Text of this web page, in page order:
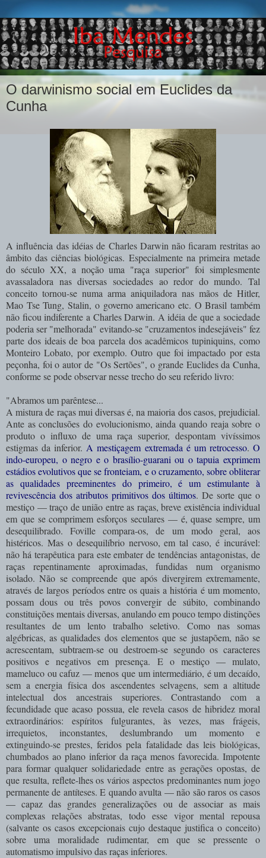
O darwinismo social em Euclides da
Cunha
A influência das idéias de Charles Darwin não ficaram restritas ao
âmbito das ciências biológicas. Especialmente na primeira metade
do século XX, a noção uma "raça superior" foi simplesmente
avassaladora nas diversas sociedades ao redor do mundo. Tal
conceito tornou-se numa arma aniquiladora nas mãos de Hitler,
Mao Tse Tung, Stalin, o governo americano etc. O Brasil também
não ficou indiferente a Charles Darwin. A idéia de que a sociedade
poderia ser "melhorada" evitando-se "cruzamentos indesejáveis" fez
parte dos ideais de boa parcela dos acadêmicos tupiniquins, como
Monteiro Lobato, por exemplo. Outro que foi impactado por esta
peçonha, foi o autor de "Os Sertões", o grande Euclides da Cunha,
conforme se pode observar nesse trecho do seu referido livro:
"Abramos um parêntese...
A mistura de raças mui diversas é, na maioria dos casos, prejudicial.
Ante as conclusões do evolucionismo, ainda quando reaja sobre o
produto o influxo de uma raça superior, despontam vivíssimos
estigmas da inferior. A mestiçagem extremada é um retrocesso. O
indo-europeu, o negro e o brasílio-guarani ou o tapuia exprimem
estádios evolutivos que se fronteiam, e o cruzamento, sobre obliterar
as qualidades preeminentes do primeiro, é um estimulante à
revivescência dos atributos primitivos dos últimos. De sorte que o
mestiço — traço de união entre as raças, breve existência individual
em que se comprimem esforços seculares — é, quase sempre, um
desequilibrado. Foville compara-os, de um modo geral, aos
histéricos. Mas o desequilíbrio nervoso, em tal caso, é incurável:
não há terapêutica para este embater de tendências antagonistas, de
raças repentinamente aproximadas, fundidas num organismo
isolado. Não se compreende que após divergirem extremamente,
através de largos períodos entre os quais a história é um momento,
possam dous ou três povos convergir de súbito, combinando
constituições mentais diversas, anulando em pouco tempo distinções
resultantes de um lento trabalho seletivo. Como nas somas
algébricas, as qualidades dos elementos que se justapõem, não se
acrescentam, subtraem-se ou destroem-se segundo os caracteres
positivos e negativos em presença. E o mestiço — mulato,
mameluco ou cafuz — menos que um intermediário, é um decaído,
sem a energia física dos ascendentes selvagens, sem a altitude
intelectual dos ancestrais superiores. Contrastando com a
fecundidade que acaso possua, ele revela casos de hibridez moral
extraordinários: espíritos fulgurantes, às vezes, mas frágeis,
irrequietos, inconstantes, deslumbrando um momento e
extinguindo-se prestes, feridos pela fatalidade das leis biológicas,
chumbados ao plano inferior da raça menos favorecida. Impotente
para formar qualquer solidariedade entre as gerações opostas, de
que resulta, reflete-lhes os vários aspectos predominantes num jogo
permanente de antíteses. E quando avulta — não são raros os casos
— capaz das grandes generalizações ou de associar as mais
complexas relações abstratas, todo esse vigor mental repousa
(salvante os casos excepcionais cujo destaque justifica o conceito)
sobre uma moralidade rudimentar, em que se pressente o
automatismo impulsivo das raças inferiores.